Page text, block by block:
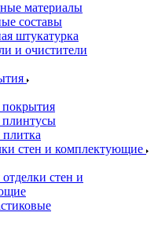
материалы
составы
штукатурка
и очистители
плитка
стен и комплектующие
стен и